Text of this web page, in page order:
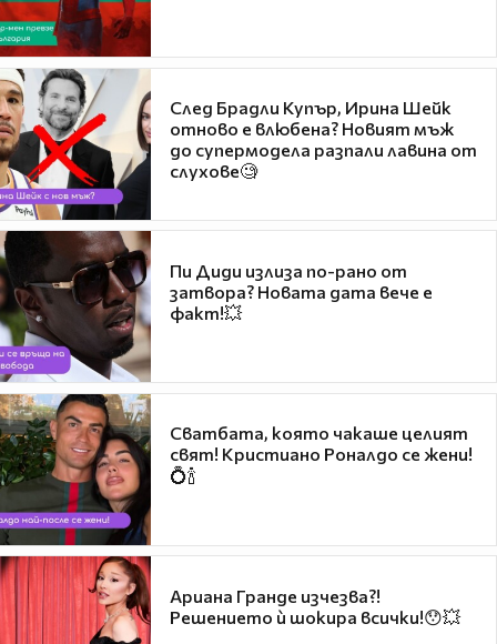
След Брадли Купър, Ирина Шейк
отново е влюбена? Новият мъж
до супермодела разпали лавина от
слухове🧐
Пи Диди излиза по-рано от
затвора? Новата дата вече е
факт!💥
Сватбата, която чакаше целият
свят! Кристиано Роналдо се жени!
💍🍾
Ариана Гранде изчезва?!
Решението ѝ шокира всички!😯💥